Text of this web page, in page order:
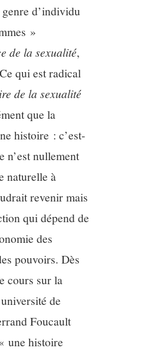
d’individu
»
de la sexualité,
qui est radical
de la sexualité
que la
histoire : c’est-
n’est nullement
naturelle à
revenir mais
qui dépend de
des
pouvoirs. Dès
cours sur la
de
Foucault
une histoire